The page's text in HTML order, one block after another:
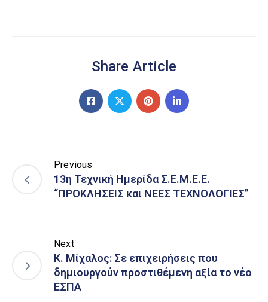
Share Article
Previous
13η Τεχνική Ημερίδα Σ.Ε.Μ.Ε.Ε.
“ΠΡΟΚΛΗΣΕΙΣ και ΝΕΕΣ ΤΕΧΝΟΛΟΓΙΕΣ”
Next
Κ. Μίχαλος: Σε επιχειρήσεις που
δημιουργούν προστιθέμενη αξία το νέο
ΕΣΠΑ